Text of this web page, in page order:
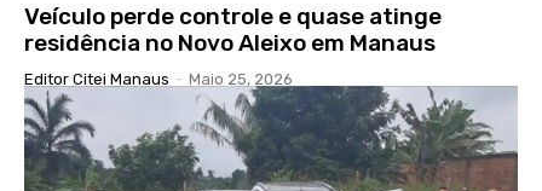
Veículo perde controle e quase atinge
residência no Novo Aleixo em Manaus
Editor Citei Manaus - Maio 25, 2026